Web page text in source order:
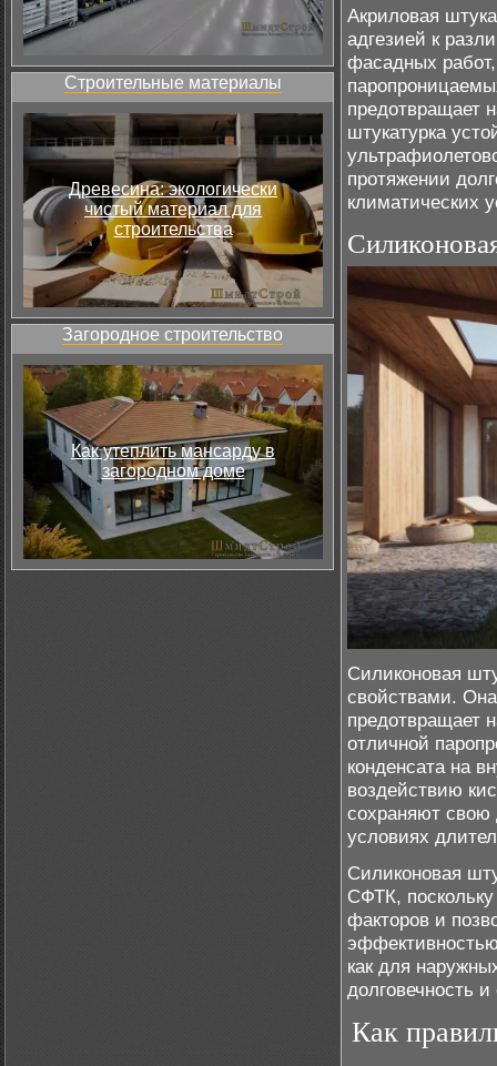
Строительные материалы
Древесина: экологически
чистый материал для
строительства
Загородное строительство
Как утеплить мансарду в
загородном доме
Акриловая
адгезией к
фасадных
предотвращает
штукатурка
протяжении
климатических
Силиконовая
свойствами.
предотвращает
отличной
конденсата на
воздействию
сохраняют свою
условиях
Силиконовая
СФТК,
факторов и
как для
долговечность
Как